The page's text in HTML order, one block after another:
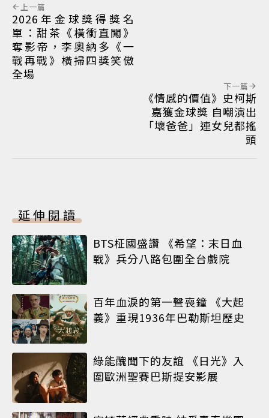
上一篇
2026年金球獎得獎名
單：甜茶《橫衝直闖》
奪影帝，李奧納多《一
戰再戰》橫掃四獎笑傲
全場
下一篇
《情感的價值》史柯斯
嘉獲金球獎 自嘲演出
「壞爸爸」連女兒都搖
頭
延伸閱讀
BTS柾國盛讚 《希望：末日血
戰》兵分八路包圍全台戲院
百年血淚的第一聲喪鐘 《大起
義》重現1936年巴勒斯坦歷史
綠能醜聞下的友誼 《日光》入
圍歐洲聖賽巴斯提安影展